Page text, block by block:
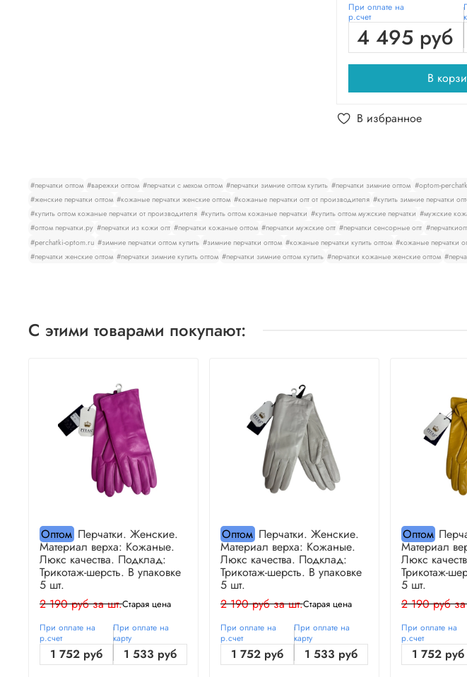
При оплате на
р.счет
4 495 руб
В
В избранное
#перчатки оптом #варежки оптом #перчатки с мехом оптом #перчатки зимние оптом купить #перчатки зимние оптом #optom-
#женские перчатки оптом #кожаные перчатки женские оптом #кожаные перчатки опт от производителя #купить зимние перчатки
#купить оптом кожаные перчатки от производителя #купить оптом кожаные перчатки #купить оптом мужские перчатки #мужские
#оптом перчатки.ру #перчатки из кожи опт #перчатки кожаные оптом #перчатки мужские опт #перчатки сенсорные опт
#perchatki-optom.ru #зимние перчатки оптом купить #зимние перчатки оптом #кожаные перчатки купить оптом #кожаные перчатки
#перчатки женские оптом #перчатки зимние купить оптом #перчатки зимние оптом купить #перчатки кожаные женские оптом
С этими товарами покупают:
ОптомПерчатки. Женские.
Материал верха: Кожаные.
Люкс качества. Подклад:
Трикотаж-шерсть. В упаковке
5 шт.
2 190 руб за шт.Старая цена
При оплате на
р.счет
1 752 руб
При оплате на
карту
1 533 руб
ОптомПерчатки. Женские.
Материал верха: Кожаные.
Люкс качества. Подклад:
Трикотаж-шерсть. В упаковке
5 шт.
2 190 руб за шт.Старая цена
При оплате на
р.счет
1 752 руб
При оплате на
карту
1 533 руб
Оптом
Материал
Люкс
Трикотаж-
5 шт.
2 190 руб
При оплате на
р.счет
1 752 руб